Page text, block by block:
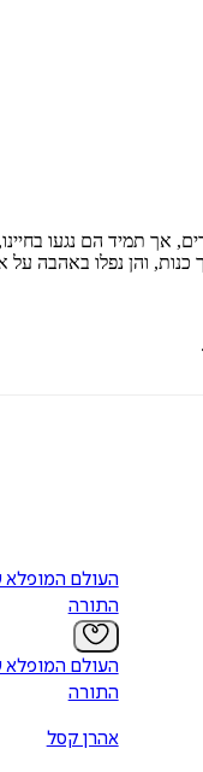
תמיד הם נגעו בחיינו,
והן נפלו באהבה על
העולם המופלא
התורה
העולם המופלא
התורה
אהרן קסל